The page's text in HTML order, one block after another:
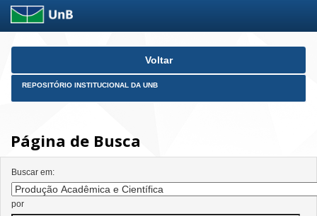
Skip
Voltar
REPOSITÓRIO INSTITUCIONAL DA UNB
Página de Busca
Buscar em:
por